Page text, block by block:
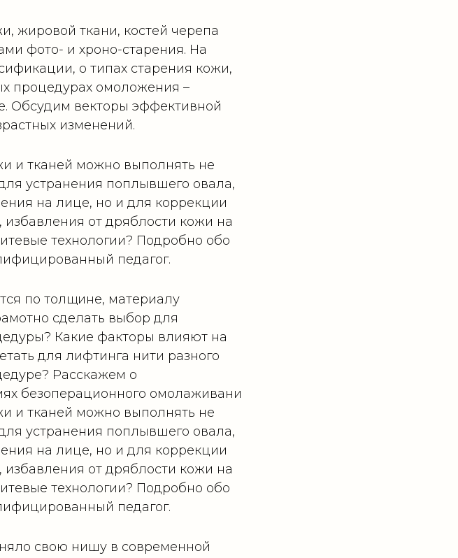
жировой ткани, костей черепа
фото- и хроно-старения. На
о типах старения кожи,
процедурах омоложения –
Обсудим векторы эффективной
изменений.
и тканей можно выполнять не
устранения поплывшего овала,
на лице, но и для коррекции
от дряблости кожи на
технологии? Подробно обо
педагог.
по толщине, материалу
сделать выбор для
Какие факторы влияют на
для лифтинга нити разного
Расскажем о
безоперационного омолаживани
и тканей можно выполнять не
устранения поплывшего овала,
на лице, но и для коррекции
от дряблости кожи на
технологии? Подробно обо
педагог.
свою нишу в современной